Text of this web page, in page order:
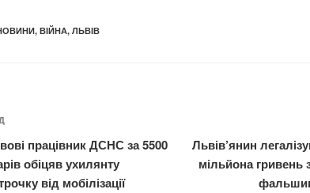
, ВІЙНА, ЛЬВІВ
працівник ДСНС за 5500
обіцяв ухилянту
від мобілізації
Львів’янин
мільйона